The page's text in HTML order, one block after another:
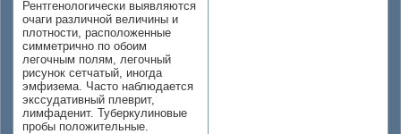
Рентгенологически выявляются
очаги различной величины и
плотности, расположенные
симметрично по обоим
легочным полям, легочный
рисунок сетчатый, иногда
эмфизема. Часто наблюдается
экссудативный плеврит,
лимфаденит. Туберкулиновые
пробы положительные.